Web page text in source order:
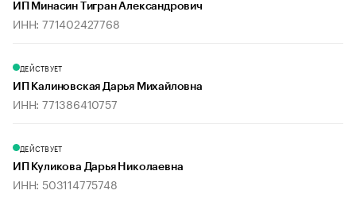
ИП Минасин Тигран Александрович
ИНН: 771402427768
ДЕЙСТВУЕТ
ИП Калиновская Дарья Михайловна
ИНН: 771386410757
ДЕЙСТВУЕТ
ИП Куликова Дарья Николаевна
ИНН: 503114775748